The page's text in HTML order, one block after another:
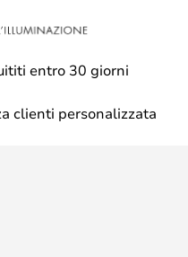
entro 30 giorni
clienti personalizzata